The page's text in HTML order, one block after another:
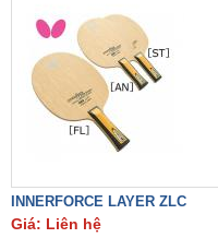
INNERFORCE LAYER ZLC
Giá: Liên hệ